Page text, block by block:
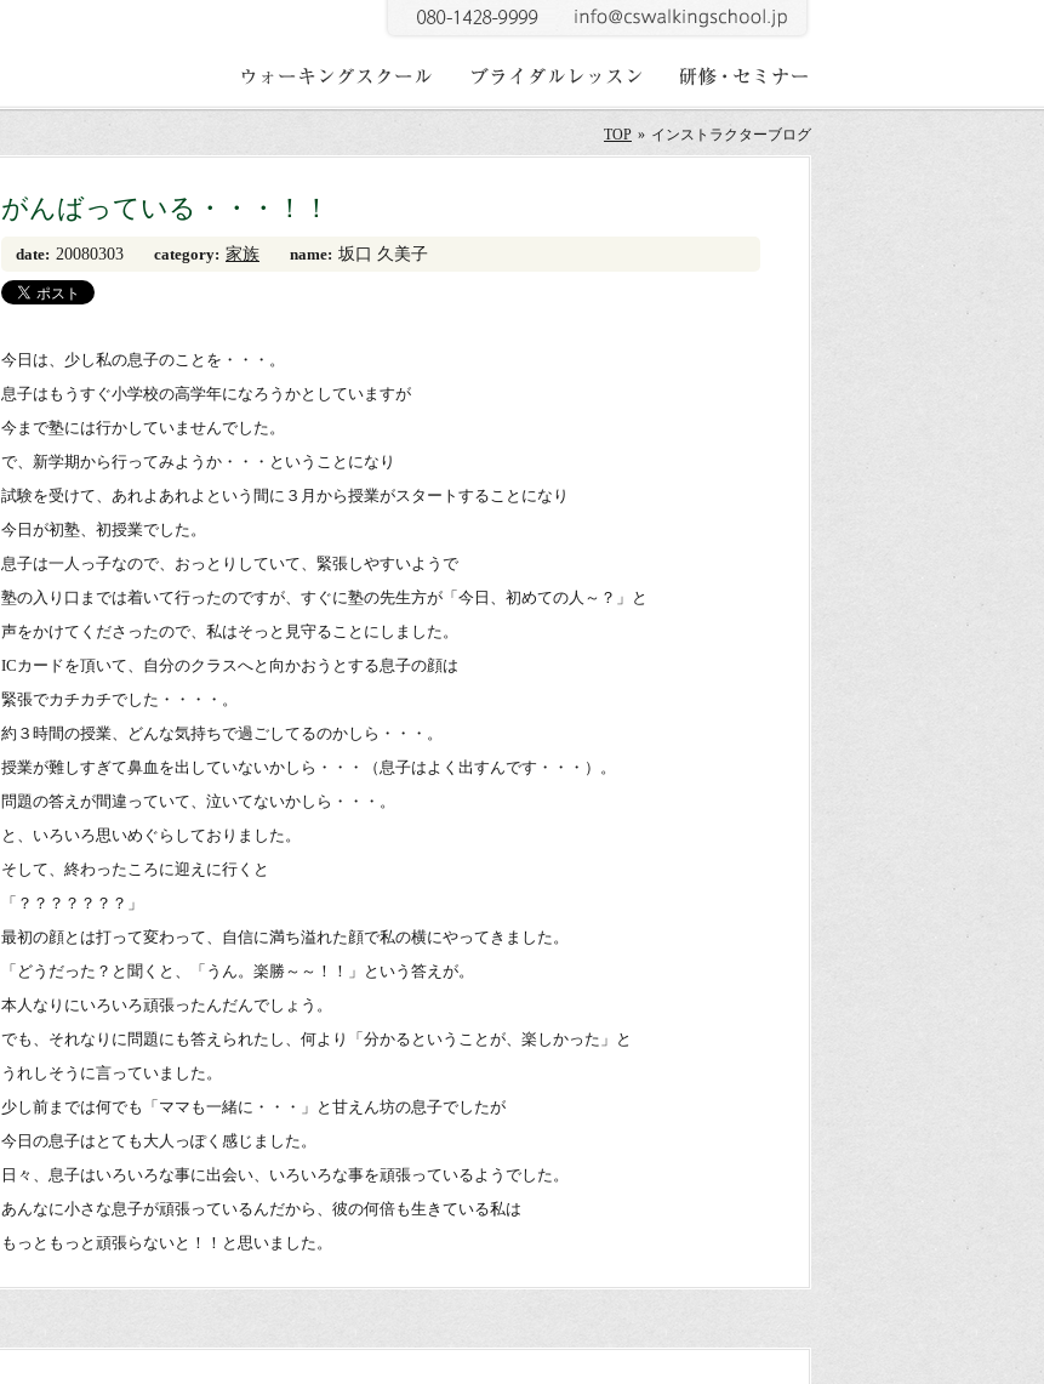
TOP » インストラクターブログ
がんばっている・・・！！
date: 20080303 category: 家族 name: 坂口 久美子
今日は、少し私の息子のことを・・・。
息子はもうすぐ小学校の高学年になろうかとしていますが
今まで塾には行かしていませんでした。
で、新学期から行ってみようか・・・ということになり
試験を受けて、あれよあれよという間に３月から授業がスタートすることになり
今日が初塾、初授業でした。
息子は一人っ子なので、おっとりしていて、緊張しやすいようで
塾の入り口までは着いて行ったのですが、すぐに塾の先生方が「今日、初めての人～？」と
声をかけてくださったので、私はそっと見守ることにしました。
ICカードを頂いて、自分のクラスへと向かおうとする息子の顔は
緊張でカチカチでした・・・・。
約３時間の授業、どんな気持ちで過ごしてるのかしら・・・。
授業が難しすぎて鼻血を出していないかしら・・・（息子はよく出すんです・・・）。
問題の答えが間違っていて、泣いてないかしら・・・。
と、いろいろ思いめぐらしておりました。
そして、終わったころに迎えに行くと
「？？？？？？？」
最初の顔とは打って変わって、自信に満ち溢れた顔で私の横にやってきました。
「どうだった？と聞くと、「うん。楽勝～～！！」という答えが。
本人なりにいろいろ頑張ったんだんでしょう。
でも、それなりに問題にも答えられたし、何より「分かるということが、楽しかった」と
うれしそうに言っていました。
少し前までは何でも「ママも一緒に・・・」と甘えん坊の息子でしたが
今日の息子はとても大人っぽく感じました。
日々、息子はいろいろな事に出会い、いろいろな事を頑張っているようでした。
あんなに小さな息子が頑張っているんだから、彼の何倍も生きている私は
もっともっと頑張らないと！！と思いました。